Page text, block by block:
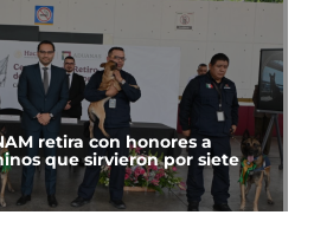
retira con honores a
que sirvieron por siete